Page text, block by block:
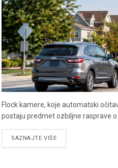
Flock kamere, koje automatski
postaju predmet ozbiljne rasprave o...
SAZNAJTE VIŠEDETAILS